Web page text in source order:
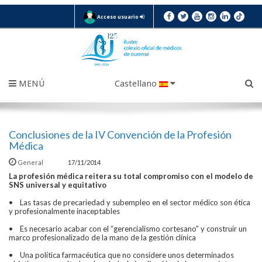
Acceso usuario
MENÚ Castellano
Conclusiones de la IV Convención de la Profesión
Médica
General 17/11/2014
La profesión médica reitera su total compromiso con el modelo de
SNS universal y equitativo
• Las tasas de precariedad y subempleo en el sector médico son ética
y profesionalmente inaceptables
• Es necesario acabar con el “gerencialismo cortesano” y construir un
marco profesionalizado de la mano de la gestión clínica
• Una política farmacéutica que no considere unos determinados